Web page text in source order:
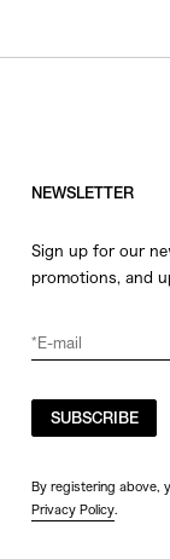
NEWSLETTER
Sign up for our
promotions, and
SUBSCRIBE
By registering above,
Privacy Policy.